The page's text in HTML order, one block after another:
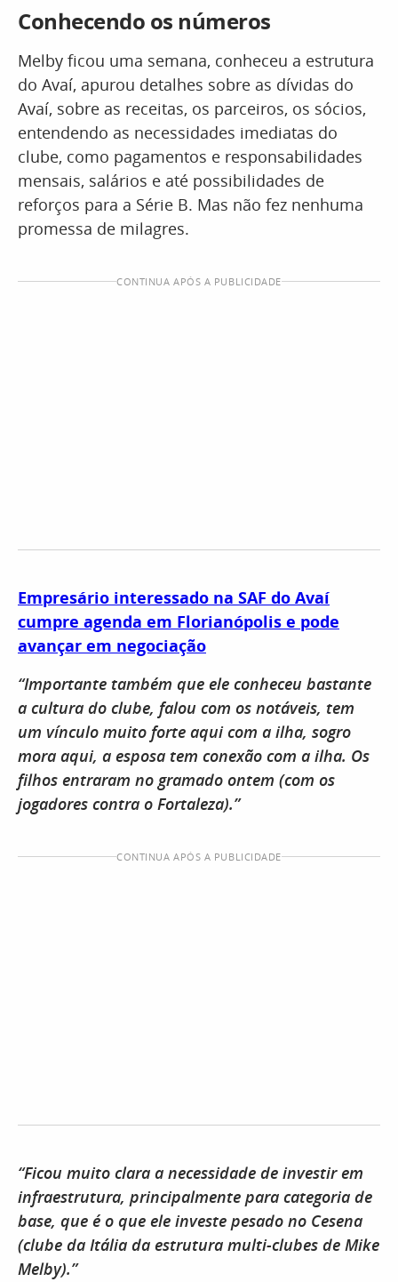
Conhecendo os números
Melby ficou uma semana, conheceu a estrutura
do Avaí, apurou detalhes sobre as dívidas do
Avaí, sobre as receitas, os parceiros, os sócios,
entendendo as necessidades imediatas do
clube, como pagamentos e responsabilidades
mensais, salários e até possibilidades de
reforços para a Série B. Mas não fez nenhuma
promessa de milagres.
CONTINUA APÓS A PUBLICIDADE
Empresário interessado na SAF do Avaí
cumpre agenda em Florianópolis e pode
avançar em negociação
“Importante também que ele conheceu bastante
a cultura do clube, falou com os notáveis, tem
um vínculo muito forte aqui com a ilha, sogro
mora aqui, a esposa tem conexão com a ilha. Os
filhos entraram no gramado ontem (com os
jogadores contra o Fortaleza).”
CONTINUA APÓS A PUBLICIDADE
“Ficou muito clara a necessidade de investir em
infraestrutura, principalmente para categoria de
base, que é o que ele investe pesado no Cesena
(clube da Itália da estrutura multi-clubes de Mike
Melby).”